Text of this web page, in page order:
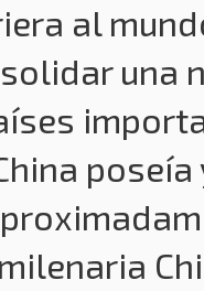
al
una